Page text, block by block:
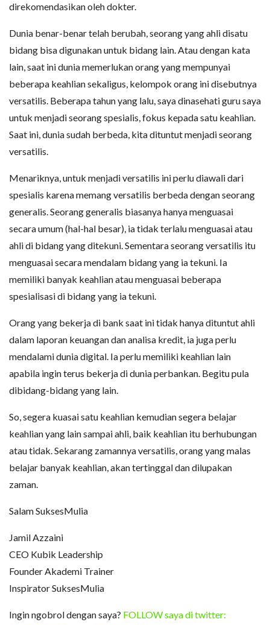
direkomendasikan oleh dokter.
Dunia benar-benar telah berubah, seorang yang ahli disatu
bidang bisa digunakan untuk bidang lain. Atau dengan kata
lain, saat ini dunia memerlukan orang yang mempunyai
beberapa keahlian sekaligus, kelompok orang ini disebutnya
versatilis. Beberapa tahun yang lalu, saya dinasehati guru saya
untuk menjadi seorang spesialis, fokus kepada satu keahlian.
Saat ini, dunia sudah berbeda, kita dituntut menjadi seorang
versatilis.
Menariknya, untuk menjadi versatilis ini perlu diawali dari
spesialis karena memang versatilis berbeda dengan seorang
generalis. Seorang generalis biasanya hanya menguasai
secara umum (hal-hal besar), ia tidak terlalu menguasai atau
ahli di bidang yang ditekuni. Sementara seorang versatilis itu
menguasai secara mendalam bidang yang ia tekuni. Ia
memiliki banyak keahlian atau menguasai beberapa
spesialisasi di bidang yang ia tekuni.
Orang yang bekerja di bank saat ini tidak hanya dituntut ahli
dalam laporan keuangan dan analisa kredit, ia juga perlu
mendalami dunia digital. Ia perlu memiliki keahlian lain
apabila ingin terus bekerja di dunia perbankan. Begitu pula
dibidang-bidang yang lain.
So, segera kuasai satu keahlian kemudian segera belajar
keahlian yang lain sampai ahli, baik keahlian itu berhubungan
atau tidak. Sekarang zamannya versatilis, orang yang malas
belajar banyak keahlian, akan tertinggal dan dilupakan
zaman.
Salam SuksesMulia
Jamil Azzaini
CEO Kubik Leadership
Founder Akademi Trainer
Inspirator SuksesMulia
Ingin ngobrol dengan saya? FOLLOW saya di twitter: